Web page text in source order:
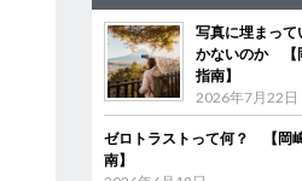
写真に埋まって
かないのか 【
指南】
2026年7月22日
ゼロトラストって何？ 【岡
南】